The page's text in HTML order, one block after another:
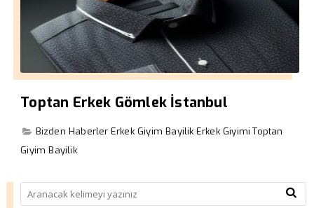
Toptan Erkek Gömlek İstanbul
Bizden Haberler Erkek Giyim Bayilik Erkek Giyimi Toptan
Giyim Bayilik